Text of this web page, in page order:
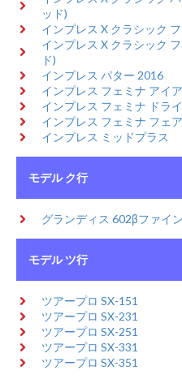
ッド)
インプレス X クラシック
インプレス X クラシック
ド)
インプレス パター 2016
インプレス フェミナ アイ
インプレス フェミナ ドラ
インプレス フェミナ フェ
インプレス ミッドプラス
モデル ク行
グランディス 602βファイ
モデル ツ行
ツアープロ SX-151
ツアープロ SX-231
ツアープロ SX-251
ツアープロ SX-331
ツアープロ SX-351